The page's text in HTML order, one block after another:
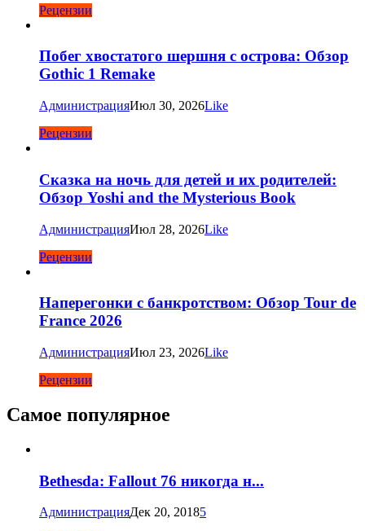
Рецензии
Побег хвостатого шершня с острова: Обзор
Gothic 1 Remake
АдминистрацияИюл 30, 2026Like
Рецензии
Сказка на ночь для детей и их родителей:
Обзор Yoshi and the Mysterious Book
АдминистрацияИюл 28, 2026Like
Рецензии
Наперегонки с банкротством: Обзор Tour de
France 2026
АдминистрацияИюл 23, 2026Like
Рецензии
Самое популярное
Bethesda: Fallout 76 никогда н...
АдминистрацияДек 20, 20185